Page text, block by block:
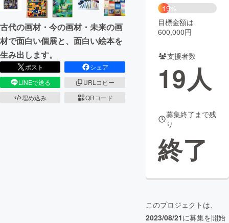
CAMPFIRE for Social Good
CAMPFIRE Creation
CAMPFIREふるさと納税machi-ya コミュニティ
古代の画材・今の画材・未来の画
材で面白い個展と、面白い絵本を
生み出します。
ポスト
シェア
LINEで送る
URLコピー
埋め込み
QRコード
19%
目標金額は
600,000円
支援者数
19人
募集終了まで残
り
終了
このプロジェクトは、
2023/08/21に募集を開始